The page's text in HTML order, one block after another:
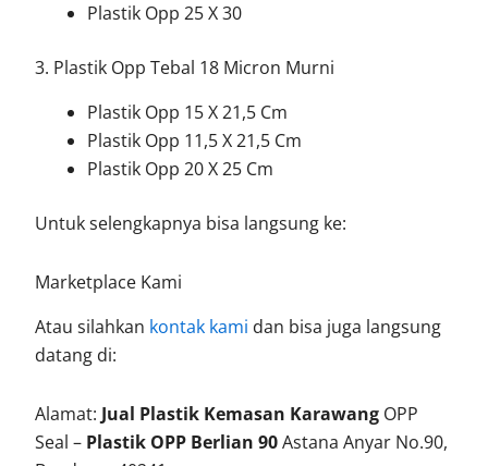
Plastik Opp 25 X 30
3. Plastik Opp Tebal 18 Micron Murni
Plastik Opp 15 X 21,5 Cm
Plastik Opp 11,5 X 21,5 Cm
Plastik Opp 20 X 25 Cm
Untuk selengkapnya bisa langsung ke:
Marketplace Kami
Atau silahkan kontak kami dan bisa juga langsung
datang di:
Alamat: Jual Plastik Kemasan Karawang OPP
Seal – Plastik OPP Berlian 90Astana Anyar No.90,